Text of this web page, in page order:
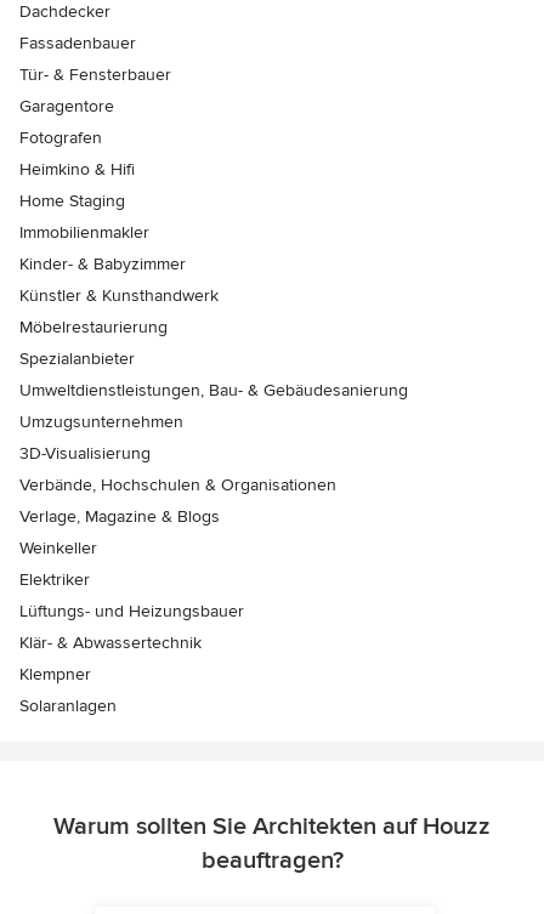
Dachdecker
Fassadenbauer
Tür- & Fensterbauer
Garagentore
Fotografen
Heimkino & Hifi
Home Staging
Immobilienmakler
Kinder- & Babyzimmer
Künstler & Kunsthandwerk
Möbelrestaurierung
Spezialanbieter
Umweltdienstleistungen, Bau- & Gebäudesanierung
Umzugsunternehmen
3D-Visualisierung
Verbände, Hochschulen & Organisationen
Verlage, Magazine & Blogs
Weinkeller
Elektriker
Lüftungs- und Heizungsbauer
Klär- & Abwassertechnik
Klempner
Solaranlagen
Warum sollten Sie Architekten auf Houzz
beauftragen?